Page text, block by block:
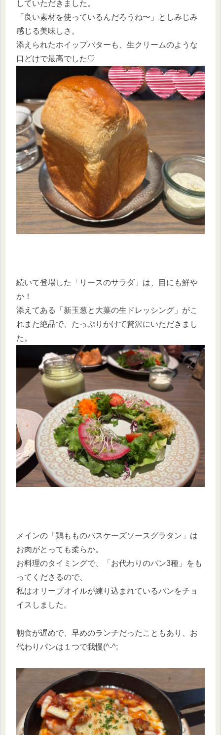
していただきました。
「良い素材を使っているんだろうね〜」としみじみ
感じる美味しさ。
添えられたホイップバターも、生クリームのような
口どけで最高でした♡
続いて登場した「リースのサラダ」は、目にも鮮や
か！
添えてある「新玉葱と大葉の生ドレッシング」がこ
れまた絶品で、たっぷりかけて贅沢にいただきまし
た。
メインの「鶏もものバスケーズソースグラタン」は
お肉がとっても柔らか。
お料理のタイミングで、「お代わりのパン3種」をも
ってくださるので、
私はオリーブオイルが練り込まれているパンをチョ
イスしました。
朝食が遅めで、早めのランチだったこともあり、お
代わりパンは１つで我慢(^-^;